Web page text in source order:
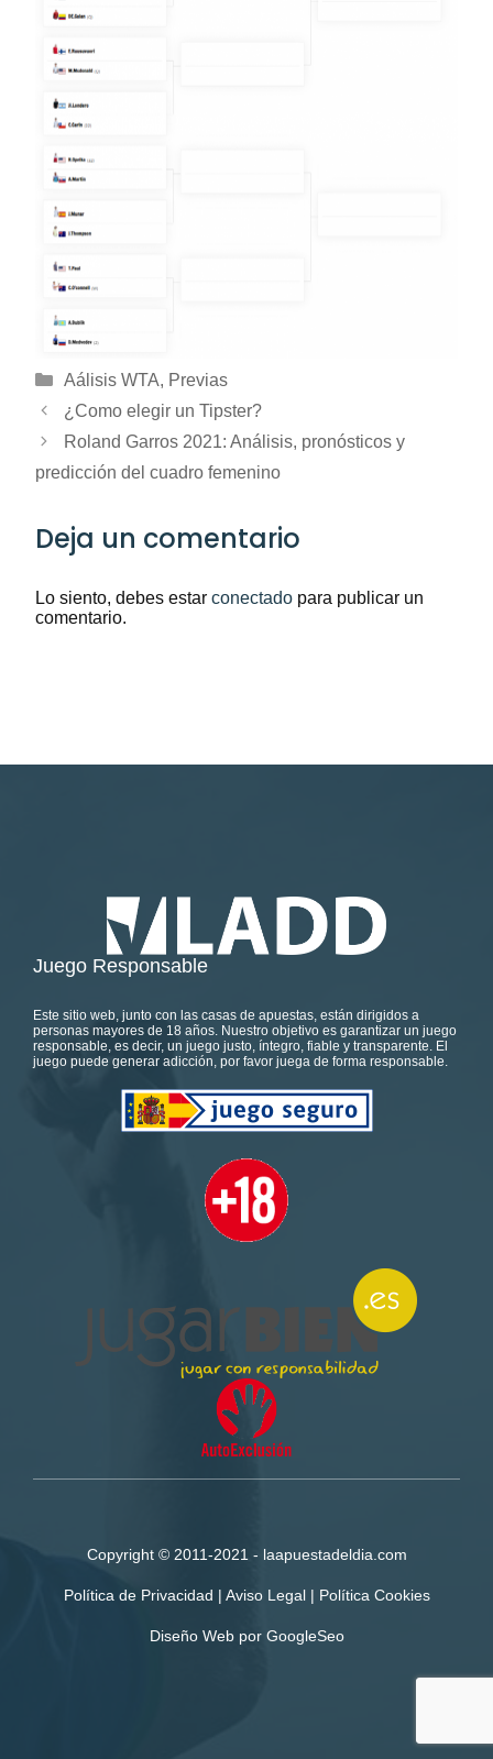
Categorías
Aálisis WTA, Previas
¿Como elegir un Tipster?
Roland Garros 2021: Análisis, pronósticos y
predicción del cuadro femenino
Deja un comentario
Lo siento, debes estar conectado para publicar un
comentario.
Juego Responsable
Este sitio web, junto con las casas de apuestas, están dirigidos a
personas mayores de 18 años. Nuestro objetivo es garantizar un juego
responsable, es decir, un juego justo, íntegro, fiable y transparente. El
juego puede generar adicción, por favor juega de forma responsable.
Copyright © 2011-2021 - laapuestadeldia.com
Política de Privacidad | Aviso Legal | Política Cookies
Diseño Webpor GoogleSeo